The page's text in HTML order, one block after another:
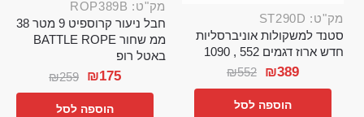
מק"ט: ST290D
סטנד למשקולות אוניברסליות
חדש ארוז דגמים 552 , 1090
₪552 ₪389
הוספה לסל
מק"ט: ROP389B
חבל ניעור קרוספיט 9 מטר 38
ממ שחור BATTLE ROPE
באטל רופ
₪259 ₪175
הוספה לסל